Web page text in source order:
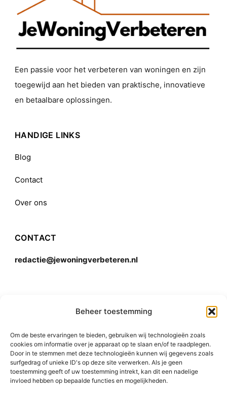
Beheer toestemming
Om de beste ervaringen te bieden, gebruiken wij technologieën zoals
cookies om informatie over je apparaat op te slaan en/of te raadplegen.
Door in te stemmen met deze technologieën kunnen wij gegevens zoals
surfgedrag of unieke ID's op deze site verwerken. Als je geen
toestemming geeft of uw toestemming intrekt, kan dit een nadelige
invloed hebben op bepaalde functies en mogelijkheden.
Een passie voor het verbeteren van woningen en zijn
toegewijd aan het bieden van praktische, innovatieve
en betaalbare oplossingen.
HANDIGE LINKS
Blog
Contact
Over ons
CONTACT
redactie@jewoningverbeteren.nl
Disclaimer